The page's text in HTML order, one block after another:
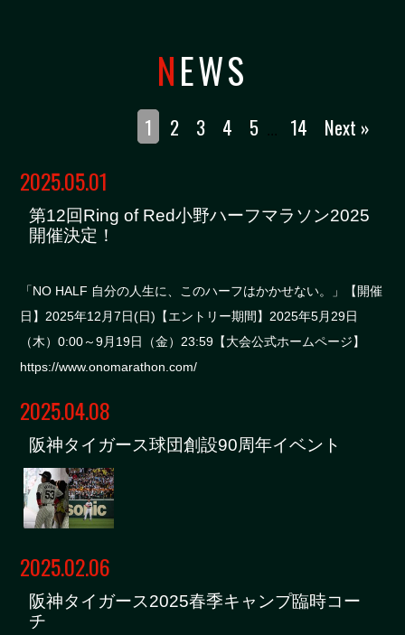
NEWS
1 2 3 4 5 ... 14 Next »
2025.05.01
第12回Ring of Red小野ハーフマラソン2025
開催決定！
「NO HALF 自分の人生に、このハーフはかかせない。」【開催
日】2025年12月7日(日)【エントリー期間】2025年5月29日
（木）0:00～9月19日（金）23:59【大会公式ホームページ】
https://www.onomarathon.com/
2025.04.08
阪神タイガース球団創設90周年イベント
2025.02.06
阪神タイガース2025春季キャンプ臨時コー
チ